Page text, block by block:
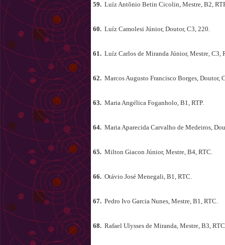
59. Luíz Antônio Betin Cicolin, Mestre, B2,
60. Luíz Camolesi Júnior, Doutor, C3, 220.
61. Luíz Carlos de Miranda Júnior, Mestre, C3,
62. Marcos Augusto Francisco Borges, Doutor,
63. Maria Angélica Foganholo, B1, RTP.
64. Maria Aparecida Carvalho de Medeiros,
65. Milton Giacon Júnior, Mestre, B4, RTC.
66. Otávio José Menegali, B1, RTC.
67. Pedro Ivo Garcia Nunes, Mestre, B1, RTC.
68. Rafael Ulysses de Miranda, Mestre, B3,